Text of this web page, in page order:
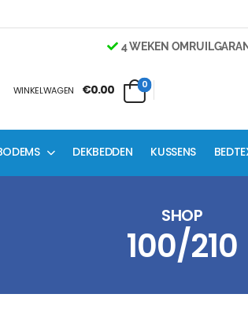
4 WEKEN
WINKELWAGEN €0.00 0
DEKBEDDEN KUSSENS
SHOP
100/210